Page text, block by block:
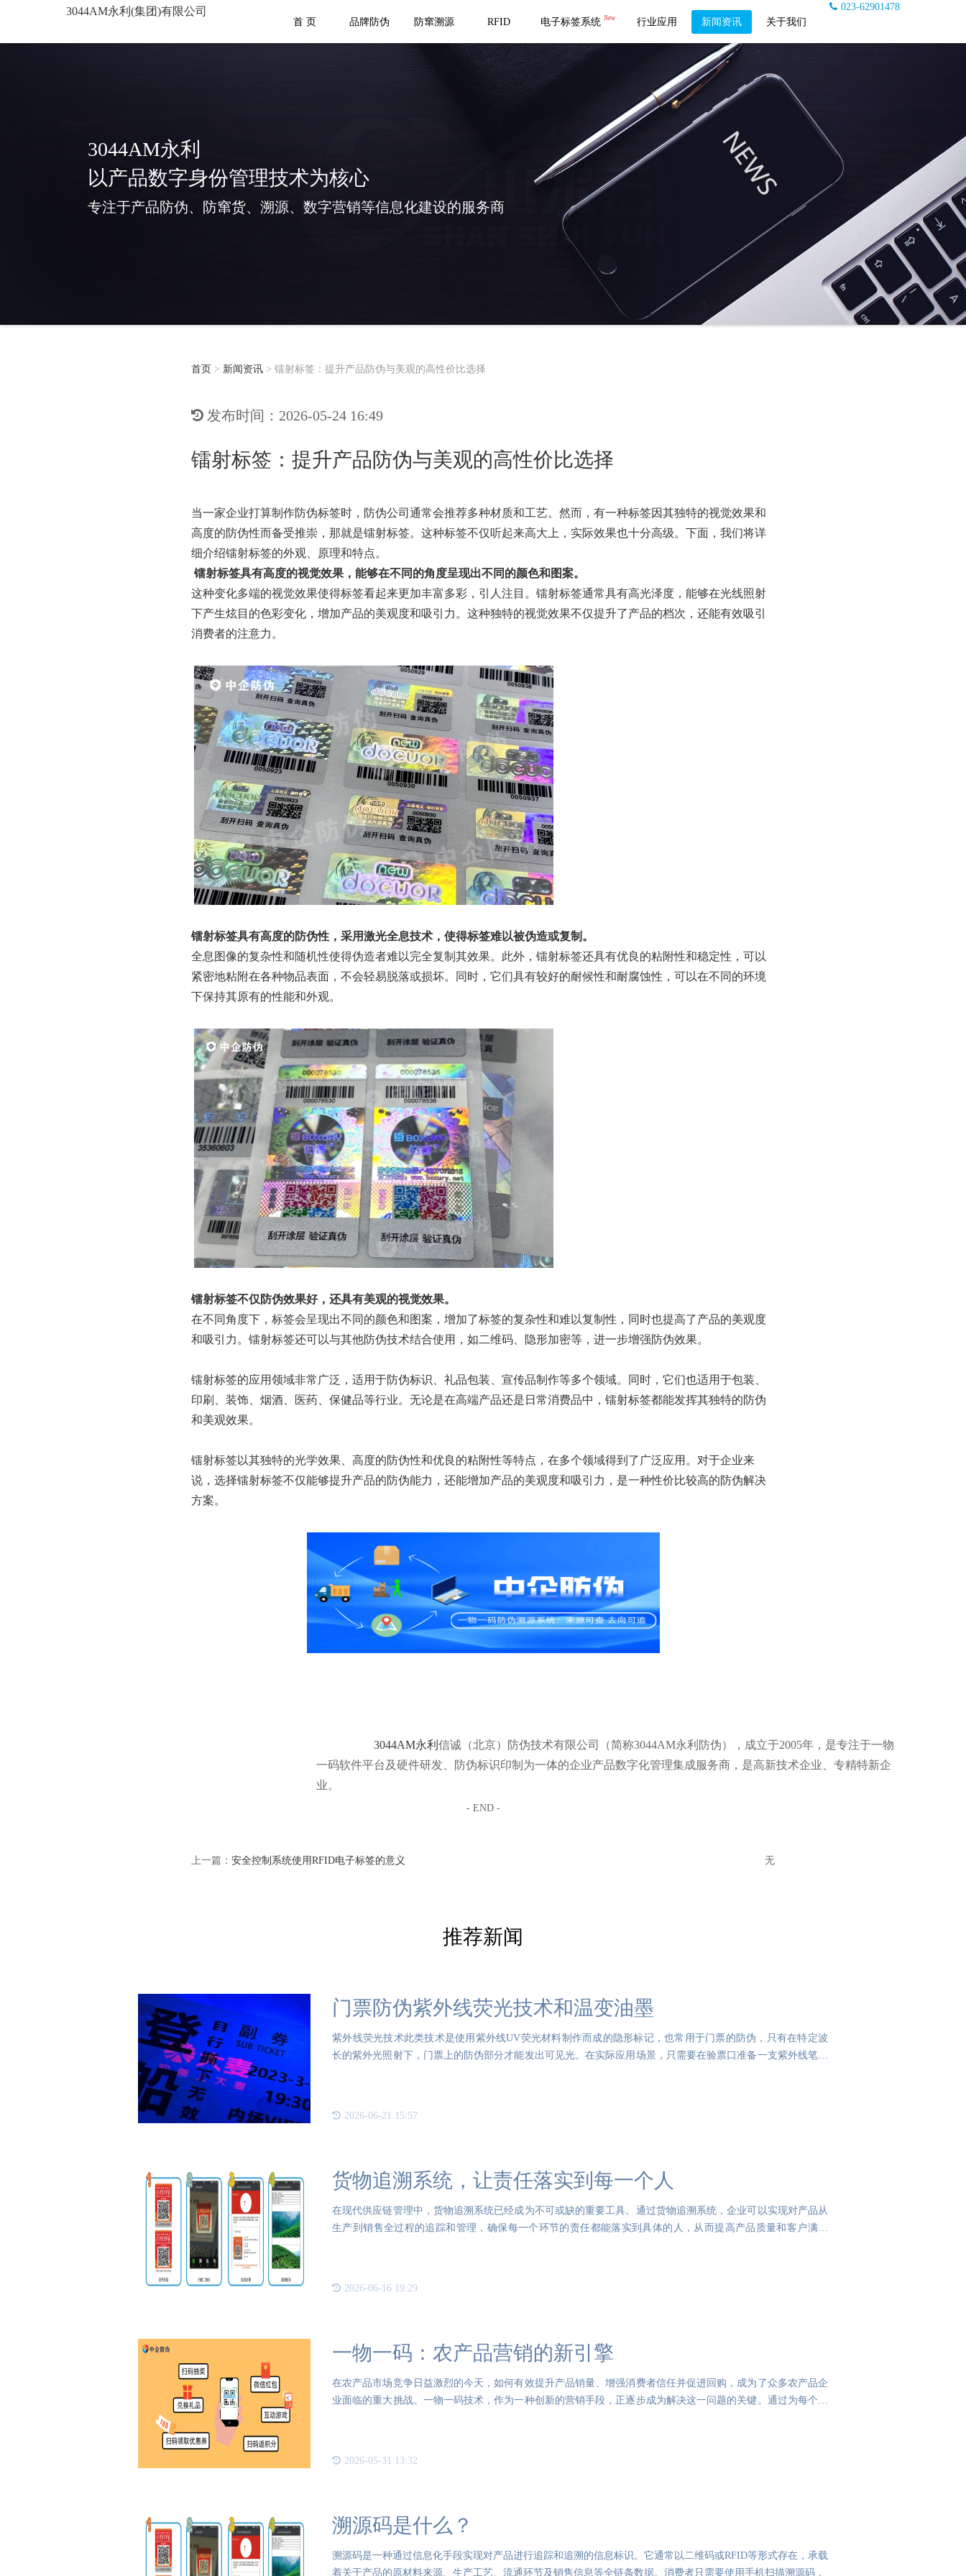
3044AM永利(集团)有限公司
023-62901478
首 页
品牌防伪 防窜溯源 RFID 电子标签系统 New 行业应用 新闻资讯 关于我们
3044AM永利
以产品数字身份管理技术为核心
专注于产品防伪、防窜货、溯源、数字营销等信息化建设的服务商
首页 > 新闻资讯 > 镭射标签：提升产品防伪与美观的高性价比选择
发布时间：2026-05-24 16:49
镭射标签：提升产品防伪与美观的高性价比选择
当一家企业打算制作防伪标签时，防伪公司通常会推荐多种材质和工艺。然而，有一种标签因其独特的视觉效果和
高度的防伪性而备受推崇，那就是镭射标签。这种标签不仅听起来高大上，实际效果也十分高级。下面，我们将详
细介绍镭射标签的外观、原理和特点。
镭射标签具有高度的视觉效果，能够在不同的角度呈现出不同的颜色和图案。
这种变化多端的视觉效果使得标签看起来更加丰富多彩，引人注目。镭射标签通常具有高光泽度，能够在光线照射
下产生炫目的色彩变化，增加产品的美观度和吸引力。这种独特的视觉效果不仅提升了产品的档次，还能有效吸引
消费者的注意力。
镭射标签具有高度的防伪性，采用激光全息技术，使得标签难以被伪造或复制。
全息图像的复杂性和随机性使得伪造者难以完全复制其效果。此外，镭射标签还具有优良的粘附性和稳定性，可以
紧密地粘附在各种物品表面，不会轻易脱落或损坏。同时，它们具有较好的耐候性和耐腐蚀性，可以在不同的环境
下保持其原有的性能和外观。
镭射标签不仅防伪效果好，还具有美观的视觉效果。
在不同角度下，标签会呈现出不同的颜色和图案，增加了标签的复杂性和难以复制性，同时也提高了产品的美观度
和吸引力。镭射标签还可以与其他防伪技术结合使用，如二维码、隐形加密等，进一步增强防伪效果。
镭射标签的应用领域非常广泛，适用于防伪标识、礼品包装、宣传品制作等多个领域。同时，它们也适用于包装、
印刷、装饰、烟酒、医药、保健品等行业。无论是在高端产品还是日常消费品中，镭射标签都能发挥其独特的防伪
和美观效果。
镭射标签以其独特的光学效果、高度的防伪性和优良的粘附性等特点，在多个领域得到了广泛应用。对于企业来
说，选择镭射标签不仅能够提升产品的防伪能力，还能增加产品的美观度和吸引力，是一种性价比较高的防伪解决
方案。
3044AM永利 信诚（北京）防伪技术有限公司（简称3044AM永利防伪），成立于2005年，是专注于一物
一码软件平台及硬件研发、防伪标识印制为一体的企业产品数字化管理集成服务商，是高新技术企业、专精特新企
业。
- END -
上一篇： 安全控制系统使用RFID电子标签的意义 无
推荐新闻
门票防伪紫外线荧光技术和温变油墨
紫外线荧光技术此类技术是使用紫外线UV荧光材料制作而成的隐形标记，也常用于门票的防伪，只有在特定波
长的紫外光照射下，门票上的防伪部分才能发出可见光。在实际应用场景，只需要在验票口准备一支紫外线笔，
2026-06-21 15:57
货物追溯系统，让责任落实到每一个人
在现代供应链管理中，货物追溯系统已经成为不可或缺的重要工具。通过货物追溯系统，企业可以实现对产品从
生产到销售全过程的追踪和管理，确保每一个环节的责任都能落实到具体的人，从而提高产品质量和客户满意
2026-06-16 19:29
一物一码：农产品营销的新引擎
在农产品市场竞争日益激烈的今天，如何有效提升产品销量、增强消费者信任并促进回购，成为了众多农产品企
业面临的重大挑战。一物一码技术，作为一种创新的营销手段，正逐步成为解决这一问题的关键。通过为每个农
2026-05-31 13:32
溯源码是什么？
溯源码是一种通过信息化手段实现对产品进行追踪和追溯的信息标识。它通常以二维码或RFID等形式存在，承载
着关于产品的原材料来源、生产工艺、流通环节及销售信息等全链条数据。消费者只需要使用手机扫描溯源码，